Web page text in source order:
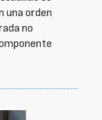
una orden
no